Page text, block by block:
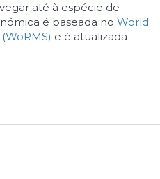
até à espécie de
é baseada no World
e é atualizada